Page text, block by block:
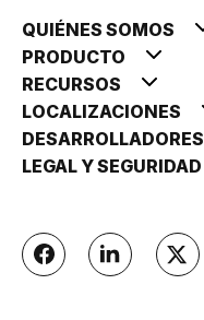
QUIÉNES SOMOS
PRODUCTO
RECURSOS
LOCALIZACIONES
DESARROLLADORES
LEGAL Y SEGURIDAD